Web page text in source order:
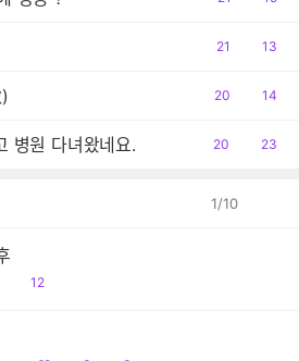
공
21
댓
13
공
20
댓
14
병원 다녀왔네요.
공
20
댓
23
1/10
읽
12